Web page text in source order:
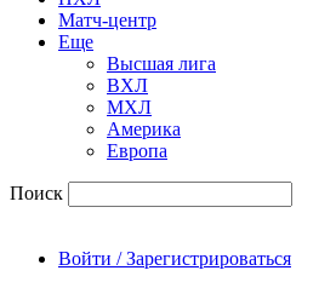
Матч-центр
Еще
Высшая лига
ВХЛ
МХЛ
Америка
Европа
Поиск
Войти / Зарегистрироваться